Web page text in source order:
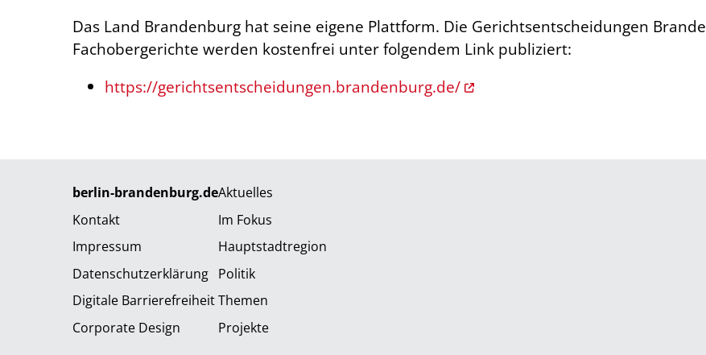
Das Land Brandenburg hat seine eigene Plattform. Die Gerichtsentscheidungen
Fachobergerichte werden kostenfrei unter folgendem Link publiziert:
https://gerichtsentscheidungen.brandenburg.de/
berlin-brandenburg.de
Kontakt
Impressum
Datenschutzerklärung
Digitale Barrierefreiheit
Corporate Design
Aktuelles
Im Fokus
Hauptstadtregion
Politik
Themen
Projekte